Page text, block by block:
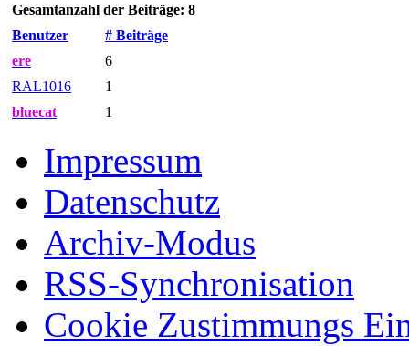
Gesamtanzahl der Beiträge: 8
Benutzer
# Beiträge
ere
6
RAL1016
1
bluecat
1
Impressum
Datenschutz
Archiv-Modus
RSS-Synchronisation
Cookie Zustimmungs